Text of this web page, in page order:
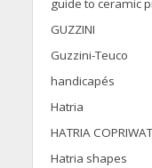
guide to ceramic
GUZZINI
Guzzini-Teuco
handicapés
Hatria
HATRIA
Hatria shapes